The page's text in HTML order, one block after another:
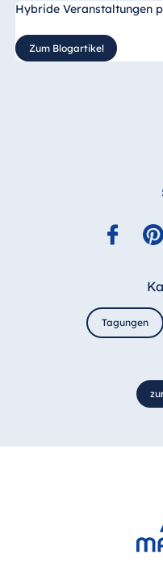
Hybride Veranstaltungen
Zum Blogartikel
Tagungen